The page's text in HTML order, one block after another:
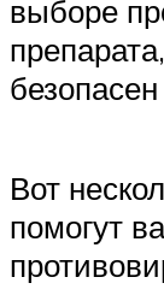
выборе
Вот
помогут